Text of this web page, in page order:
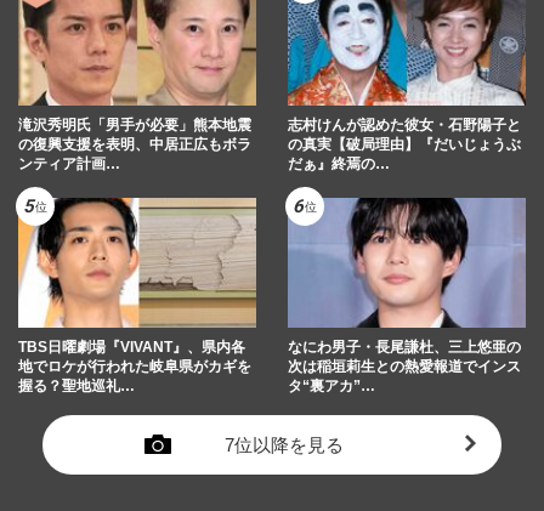
滝沢秀明氏「男手が必要」熊本地震
の復興支援を表明、中居正広もボラ
ンティア計画…
志村けんが認めた彼女・石野陽子と
の真実【破局理由】『だいじょうぶ
だぁ』終焉の…
TBS日曜劇場『VIVANT』、県内各
地でロケが行われた岐阜県がカギを
握る？聖地巡礼…
なにわ男子・長尾謙杜、三上悠亜の
次は稲垣莉生との熱愛報道でインス
タ“裏アカ”…
7位以降を見る